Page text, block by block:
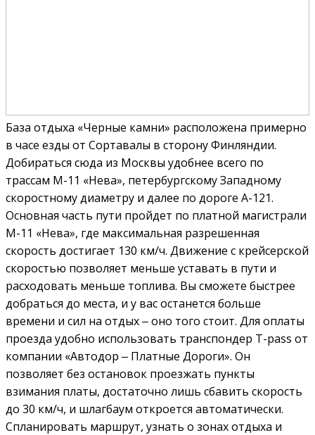
База отдыха «Черные камни» расположена примерно
в часе езды от Сортавалы в сторону Финляндии.
Добираться сюда из Москвы удобнее всего по
трассам М-11 «Нева», петербургскому Западному
скоростному диаметру и далее по дороге А-121.
Основная часть пути пройдет по платной магистрали
М-11 «Нева», где максимальная разрешенная
скорость достигает 130 км/ч. Движение с крейсерской
скоростью позволяет меньше уставать в пути и
расходовать меньше топлива. Вы сможете быстрее
добраться до места, и у вас останется больше
времени и сил на отдых ‒ оно того стоит. Для оплаты
проезда удобно использовать транспондер T-pass от
компании «Автодор ‒ Платные Дороги». Он
позволяет без остановок проезжать пункты
взимания платы, достаточно лишь сбавить скорость
до 30 км/ч, и шлагбаум откроется автоматически.
Спланировать маршрут, узнать о зонах отдыха и